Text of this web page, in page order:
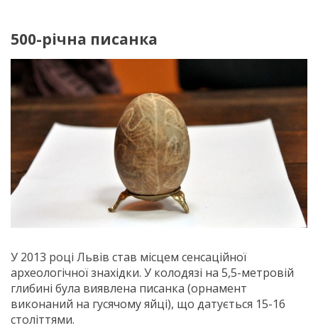
500-річна писанка
У 2013 році Львів став місцем сенсаційної
археологічної знахідки. У колодязі на 5,5-метровій
глибині була виявлена писанка (орнамент
виконаний на гусячому яйці), що датується 15-16
століттями.